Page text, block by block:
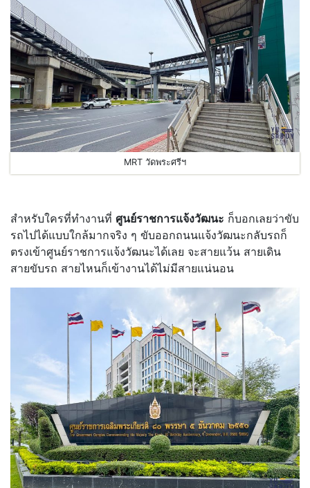
MRT วัดพระศรีฯ
สำหรับใครที่ทำงานที่ ศูนย์ราชการแจ้งวัฒนะ ก็บอกเลยว่าขับ
รถไปได้แบบใกล้มากจริง ๆ ขับออกถนนแจ้งวัฒนะกลับรถก็
ตรงเข้าศูนย์ราชการแจ้งวัฒนะได้เลย จะสายแว้น สายเดิน
สายขับรถ สายไหนก็เข้างานได้ไม่มีสายแน่นอน